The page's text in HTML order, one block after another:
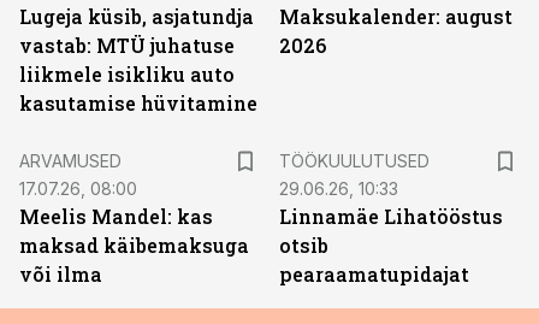
Lugeja küsib, asjatundja
vastab: MTÜ juhatuse
liikmele isikliku auto
kasutamise hüvitamine
Maksukalender: august
2026
ARVAMUSED
17.07.26, 08:00
Meelis Mandel: kas
maksad käibemaksuga
või ilma
TÖÖKUULUTUSED
29.06.26, 10:33
Linnamäe Lihatööstus
otsib
pearaamatupidajat